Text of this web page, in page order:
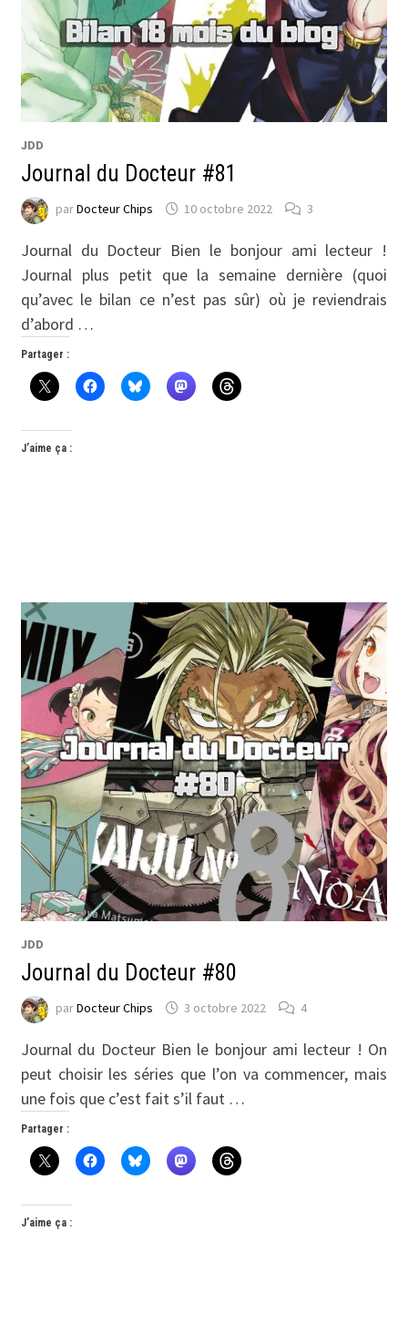
JDD
Journal du Docteur #81
parDocteur Chips 10 octobre 2022 3
Journal du Docteur Bien le bonjour ami lecteur !
Journal plus petit que la semaine dernière (quoi
qu’avec le bilan ce n’est pas sûr) où je reviendrais
d’abord …
Partager :
J’aime ça :
JDD
Journal du Docteur #80
parDocteur Chips 3 octobre 2022 4
Journal du Docteur Bien le bonjour ami lecteur ! On
peut choisir les séries que l’on va commencer, mais
une fois que c’est fait s’il faut …
Partager :
J’aime ça :